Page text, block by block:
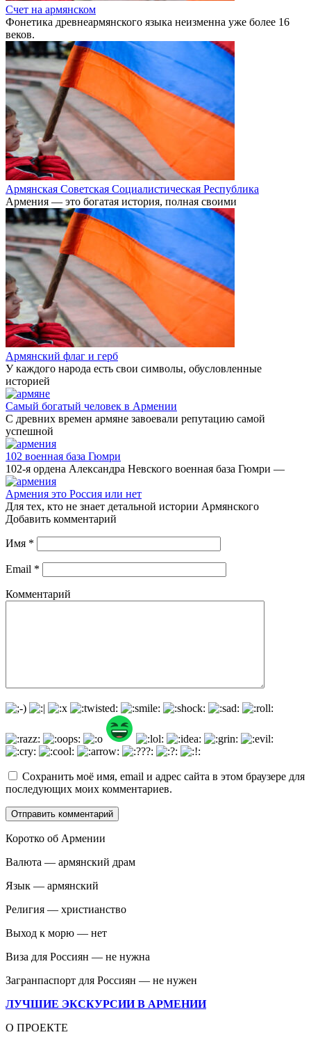
Счет на армянском
Фонетика древнеармянского языка неизменна уже более 16
веков.
Армянская Советская Социалистическая Республика
Армения — это богатая история, полная своими
Армянский флаг и герб
У каждого народа есть свои символы, обусловленные
историей
Самый богатый человек в Армении
С древних времен армяне завоевали репутацию самой
успешной
102 военная база Гюмри
102-я ордена Александра Невского военная база Гюмри —
Армения это Россия или нет
Для тех, кто не знает детальной истории Армянского
Добавить комментарий
Имя *
Email *
Комментарий
Сохранить моё имя, email и адрес сайта в этом браузере для
последующих моих комментариев.
Коротко об Армении
Валюта — армянский драм
Язык — армянский
Религия — христианство
Выход к морю — нет
Виза для Россиян — не нужна
Загранпаспорт для Россиян — не нужен
ЛУЧШИЕ ЭКСКУРСИИ В АРМЕНИИ
О ПРОЕКТЕ